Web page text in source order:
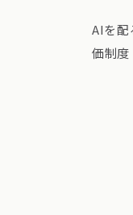
AIを配
価制度